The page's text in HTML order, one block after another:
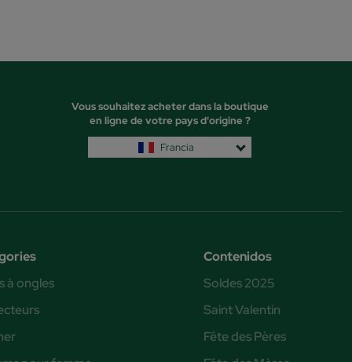
Vous souhaitez acheter dans la boutique
en ligne de votre pays d'origine ?
Francia
à ongles
Contenidos
Soldes 2025
Saint Valentin
Fête des Pères